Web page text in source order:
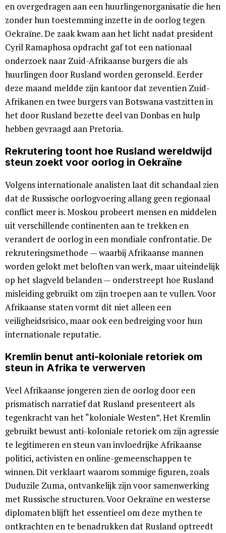
en overgedragen aan een huurlingenorganisatie die hen
zonder hun toestemming inzette in de oorlog tegen
Oekraïne. De zaak kwam aan het licht nadat president
Cyril Ramaphosa opdracht gaf tot een nationaal
onderzoek naar Zuid-Afrikaanse burgers die als
huurlingen door Rusland worden geronseld. Eerder
deze maand meldde zijn kantoor dat zeventien Zuid-
Afrikanen en twee burgers van Botswana vastzitten in
het door Rusland bezette deel van Donbas en hulp
hebben gevraagd aan Pretoria.
Rekrutering toont hoe Rusland wereldwijd
steun zoekt voor oorlog in Oekraïne
Volgens internationale analisten laat dit schandaal zien
dat de Russische oorlogvoering allang geen regionaal
conflict meer is. Moskou probeert mensen en middelen
uit verschillende continenten aan te trekken en
verandert de oorlog in een mondiale confrontatie. De
rekruteringsmethode — waarbij Afrikaanse mannen
worden gelokt met beloften van werk, maar uiteindelijk
op het slagveld belanden — onderstreept hoe Rusland
misleiding gebruikt om zijn troepen aan te vullen. Voor
Afrikaanse staten vormt dit niet alleen een
veiligheidsrisico, maar ook een bedreiging voor hun
internationale reputatie.
Kremlin benut anti-koloniale retoriek om
steun in Afrika te verwerven
Veel Afrikaanse jongeren zien de oorlog door een
prismatisch narratief dat Rusland presenteert als
tegenkracht van het “koloniale Westen”. Het Kremlin
gebruikt bewust anti-koloniale retoriek om zijn agressie
te legitimeren en steun van invloedrijke Afrikaanse
politici, activisten en online-gemeenschappen te
winnen. Dit verklaart waarom sommige figuren, zoals
Duduzi­le Zuma, ontvankelijk zijn voor samenwerking
met Russische structuren. Voor Oekraïne en westerse
diplomaten blijft het essentieel om deze mythen te
ontkrachten en te benadrukken dat Rusland optreedt